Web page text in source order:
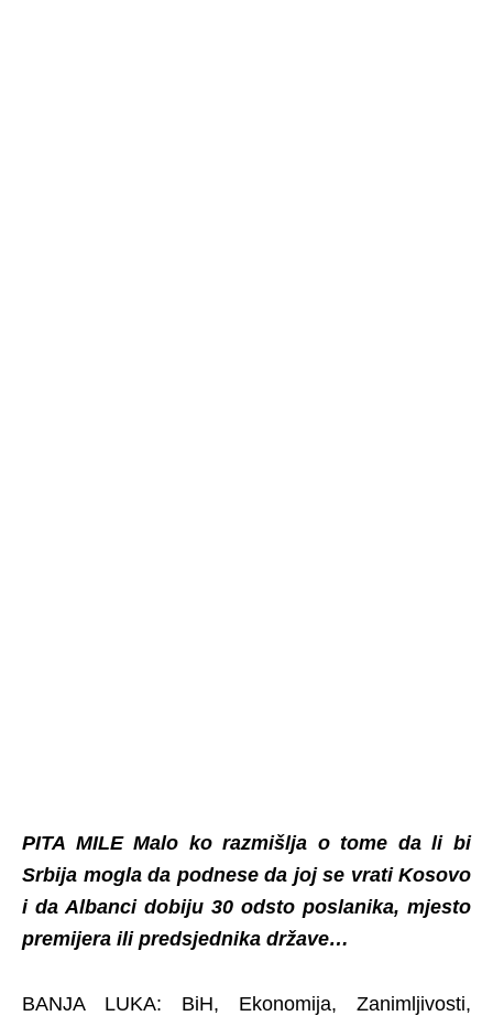
PITA MILE Malo ko razmišlja o tome da li bi
Srbija mogla da podnese da joj se vrati Kosovo
i da Albanci dobiju 30 odsto poslanika, mjesto
premijera ili predsjednika države…
BANJA LUKA: BiH, Ekonomija, Zanimljivosti,